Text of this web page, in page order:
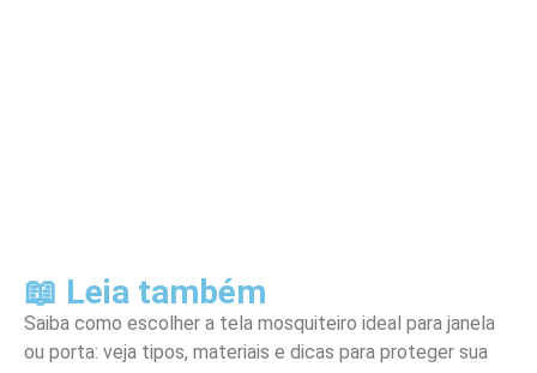
📖 Leia também
Saiba como escolher a tela mosquiteiro ideal para janela
ou porta: veja tipos, materiais e dicas para proteger sua